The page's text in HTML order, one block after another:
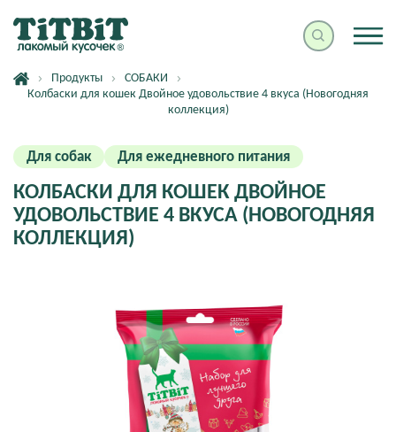
Продукты
СОБАКИ
Колбаски для кошек Двойное удовольствие 4 вкуса (Новогодняя
коллекция)
Для собак Для ежедневного питания
КОЛБАСКИ ДЛЯ КОШЕК ДВОЙНОЕ
УДОВОЛЬСТВИЕ 4 ВКУСА (НОВОГОДНЯЯ
КОЛЛЕКЦИЯ)